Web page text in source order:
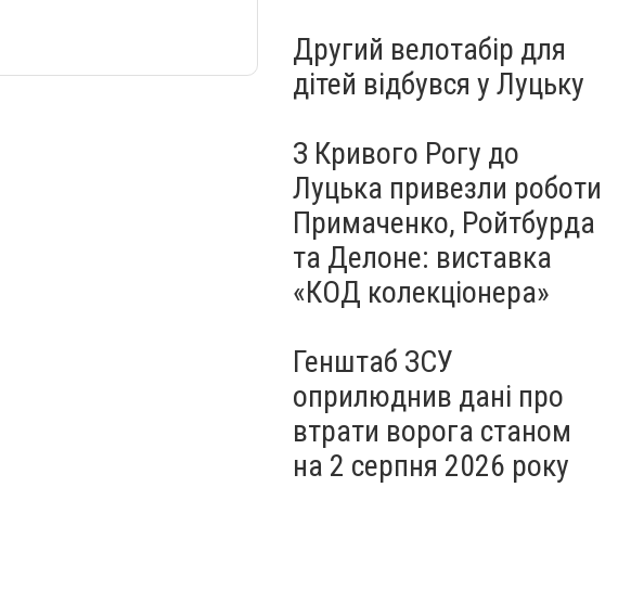
Другий велотабір для
дітей відбувся у Луцьку
З Кривого Рогу до
Луцька привезли роботи
Примаченко, Ройтбурда
та Делоне: виставка
«КОД колекціонера»
Генштаб ЗСУ
оприлюднив дані про
втрати ворога станом
на 2 серпня 2026 року